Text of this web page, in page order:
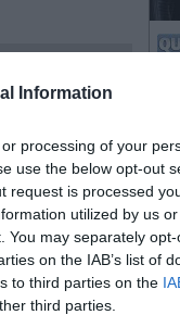
Information
processing of your
use the below opt-out
request is processed
utilized by us
You may separately
on the IAB’s list of
to third parties on the
third parties.
2020ORE 15:33
Europa
dal fiore in
2020ORE 15:51
con una